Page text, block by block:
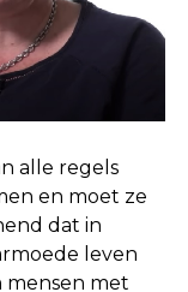
alle regels
en moet ze
dat in
leven
mensen met